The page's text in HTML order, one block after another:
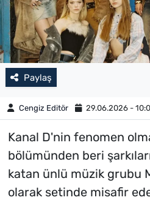
Paylaş
Cengiz Editör 29.06.2026 -
Kanal D'nin fenomen
bölümünden beri
katan ünlü müzik grubu
olarak setinde misafir